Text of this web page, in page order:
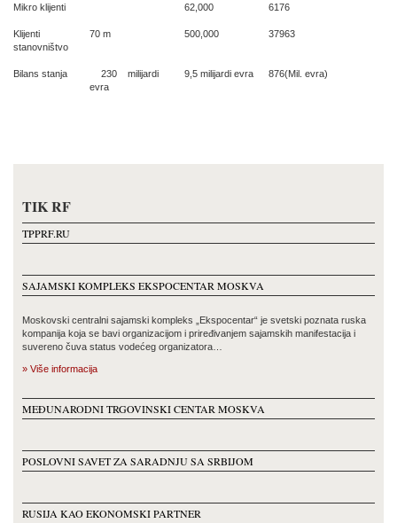
Mikro klijenti 62,000 6176
Klijenti
stanovništvo
70 m 500,000 37963
Bilans stanja
230 milijardi
evra
9,5 milijardi evra 876(Mil. evra)
TIK RF
TPPRF.RU
SAJAMSKI KOMPLEKS EKSPOCENTAR MOSKVA
Moskovski centralni sajamski kompleks „Ekspocentar“ je svetski poznata ruska
kompanija koja se bavi organizacijom i priređivanjem sajamskih manifestacija i
suvereno čuva status vodećeg organizatora…
» Više informacija
MEĐUNARODNI TRGOVINSKI CENTAR MOSKVA
POSLOVNI SAVET ZA SARADNJU SA SRBIJOM
RUSIJA KAO EKONOMSKI PARTNER